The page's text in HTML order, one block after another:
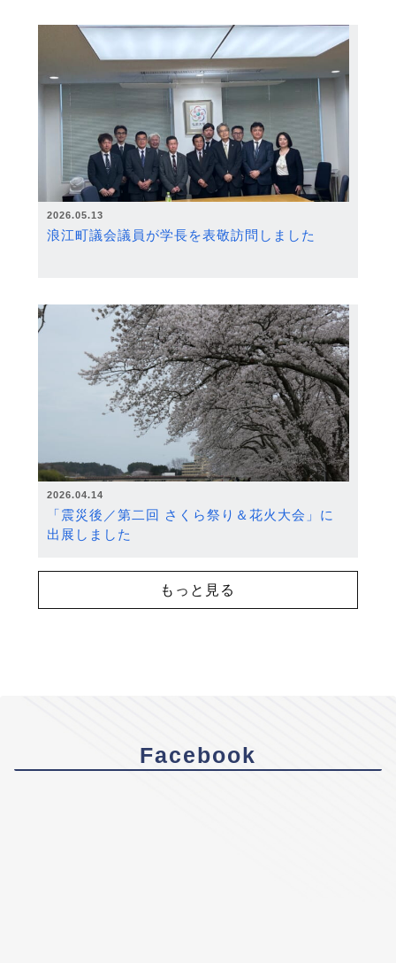
2026.05.13
浪江町議会議員が学長を表敬訪問しました
2026.04.14
「震災後／第二回 さくら祭り＆花火大会」に
出展しました
もっと見る
Facebook